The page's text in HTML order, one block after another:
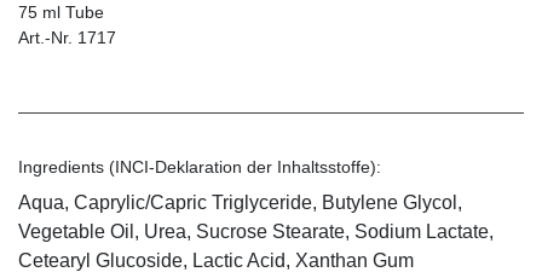
75 ml Tube
Art.-Nr. 1717
Ingredients (INCI-Deklaration der Inhaltsstoffe):
Aqua, Caprylic/Capric Triglyceride, Butylene Glycol,
Vegetable Oil, Urea, Sucrose Stearate, Sodium Lactate,
Cetearyl Glucoside, Lactic Acid, Xanthan Gum